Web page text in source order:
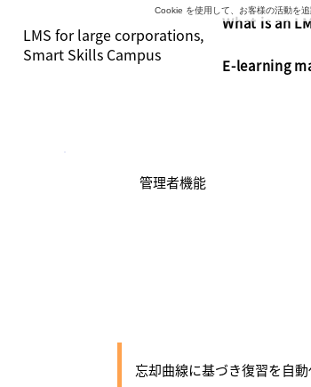
LMS for large corporations,
Smart Skills Campus
What is an
E-learning
管理者機能
忘却曲線に基づき復習を自
Cookie を使用して、お客様の活動を